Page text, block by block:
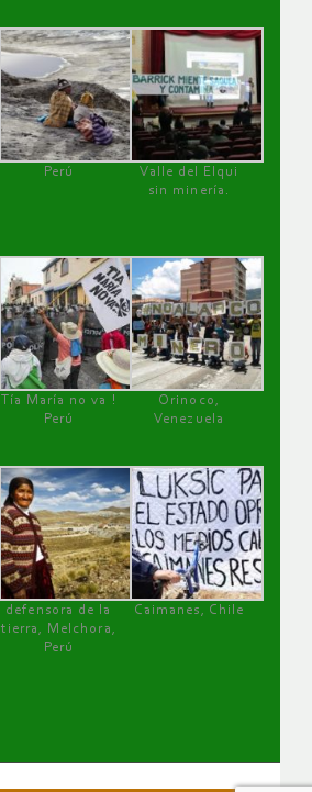
Perú
Valle del Elqui
sin minería.
Tía María no va !
Perú
Orinoco,
Venezuela
defensora de la
tierra, Melchora,
Perú
Caimanes, Chile